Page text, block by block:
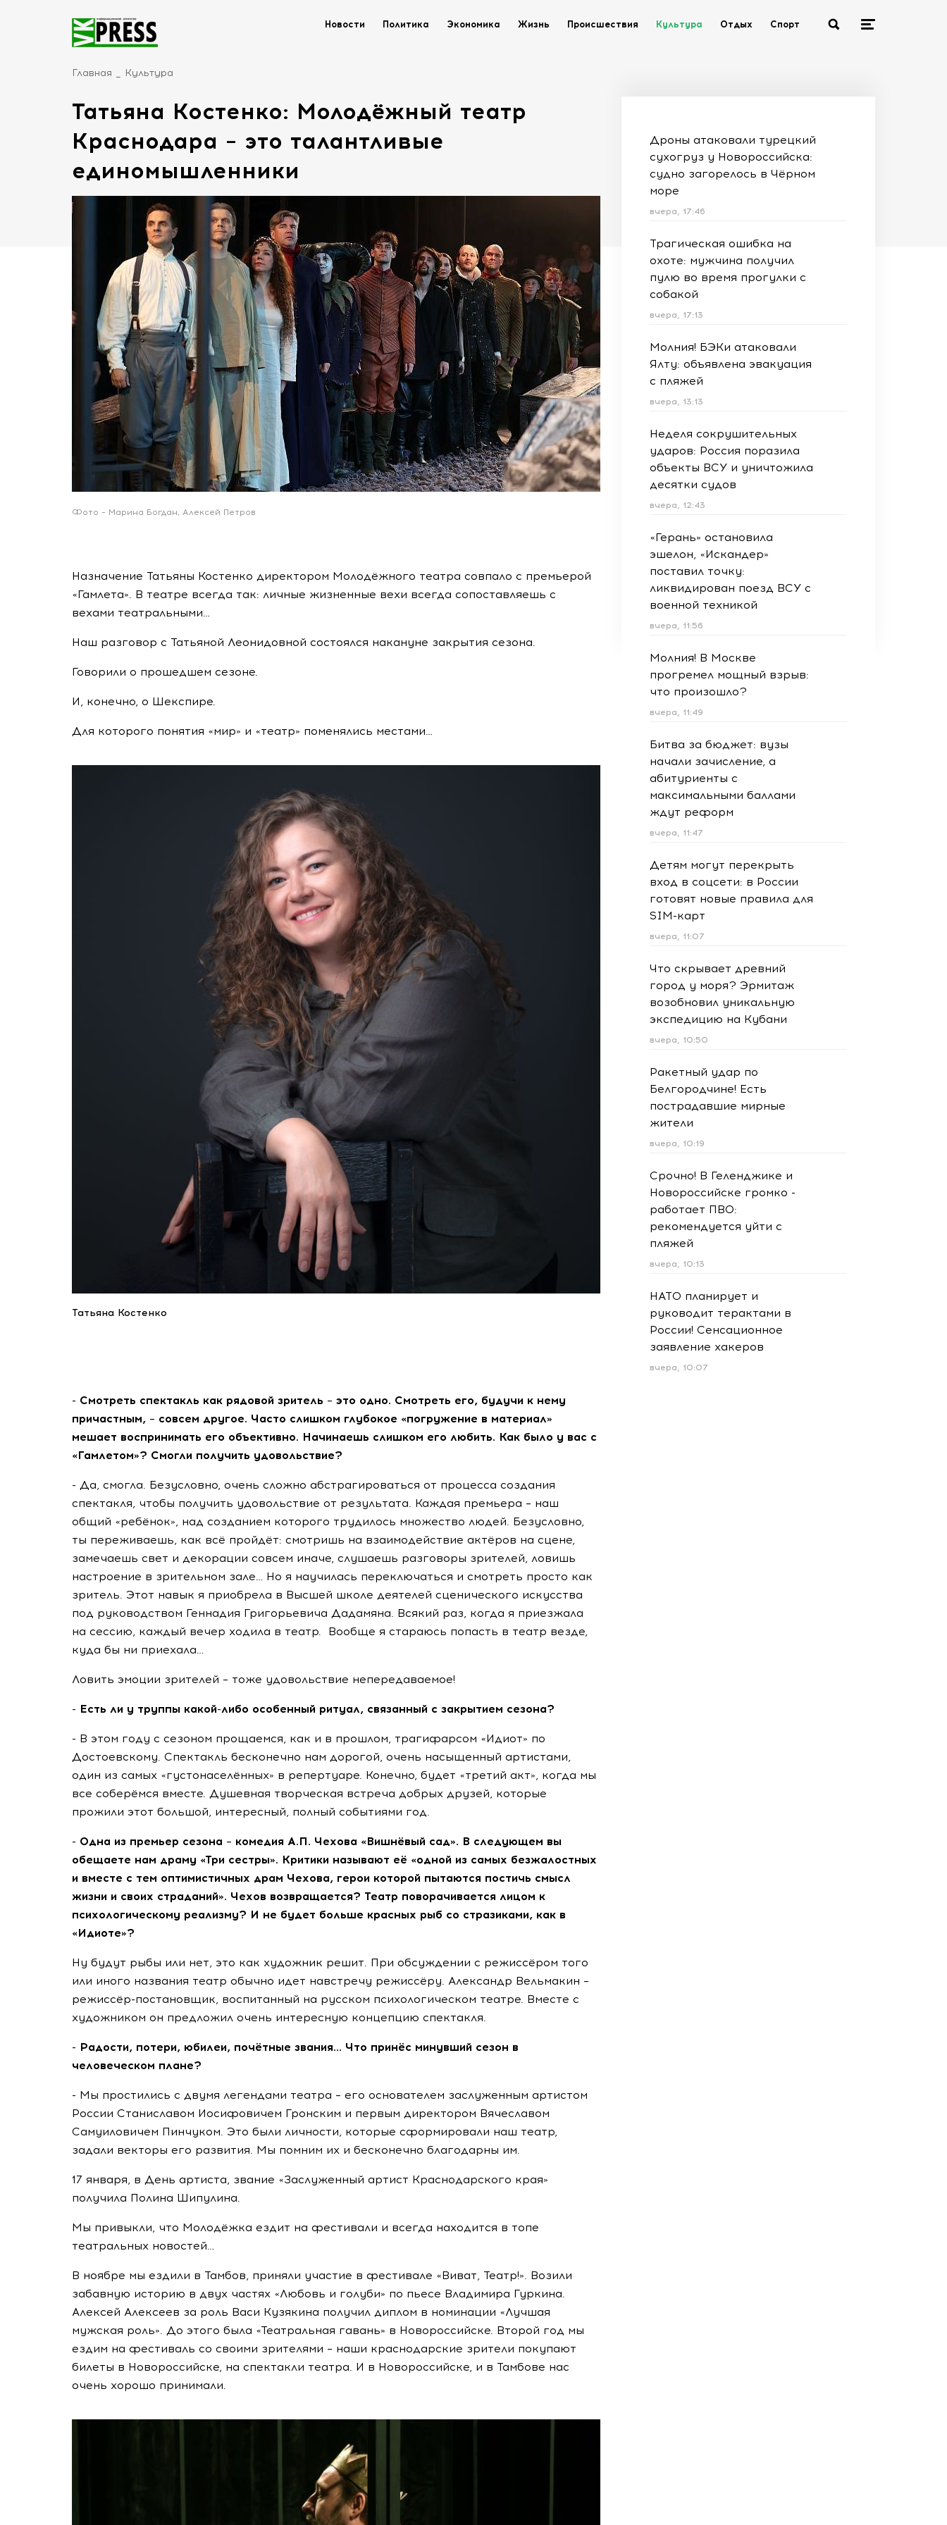
Новости Политика Экономика Жизнь Происшествия Культура Отдых Спорт
Главная Культура
Татьяна Костенко: Молодёжный театр
Краснодара – это талантливые
единомышленники
Фото – Марина Богдан, Алексей Петров
Назначение Татьяны Костенко директором Молодёжного театра совпало с премьерой
«Гамлета». В театре всегда так: личные жизненные вехи всегда сопоставляешь с
вехами театральными…
Наш разговор с Татьяной Леонидовной состоялся накануне закрытия сезона.
Говорили о прошедшем сезоне.
И, конечно, о Шекспире.
Для которого понятия «мир» и «театр» поменялись местами…
Татьяна Костенко
- Смотреть спектакль как рядовой зритель – это одно. Смотреть его, будучи к нему
причастным, – совсем другое. Часто слишком глубокое «погружение в материал»
мешает воспринимать его объективно. Начинаешь слишком его любить. Как было у вас с
«Гамлетом»? Смогли получить удовольствие?
- Да, смогла. Безусловно, очень сложно абстрагироваться от процесса создания
спектакля, чтобы получить удовольствие от результата. Каждая премьера – наш
общий «ребёнок», над созданием которого трудилось множество людей. Безусловно,
ты переживаешь, как всё пройдёт: смотришь на взаимодействие актёров на сцене,
замечаешь свет и декорации совсем иначе, слушаешь разговоры зрителей, ловишь
настроение в зрительном зале… Но я научилась переключаться и смотреть просто как
зритель. Этот навык я приобрела в Высшей школе деятелей сценического искусства
под руководством Геннадия Григорьевича Дадамяна. Всякий раз, когда я приезжала
на сессию, каждый вечер ходила в театр. Вообще я стараюсь попасть в театр везде,
куда бы ни приехала…
Ловить эмоции зрителей – тоже удовольствие непередаваемое!
- Есть ли у труппы какой-либо особенный ритуал, связанный с закрытием сезона?
- В этом году с сезоном прощаемся, как и в прошлом, трагифарсом «Идиот» по
Достоевскому. Спектакль бесконечно нам дорогой, очень насыщенный артистами,
один из самых «густонаселённых» в репертуаре. Конечно, будет «третий акт», когда мы
все соберёмся вместе. Душевная творческая встреча добрых друзей, которые
прожили этот большой, интересный, полный событиями год.
- Одна из премьер сезона – комедия А.П. Чехова «Вишнёвый сад». В следующем вы
обещаете нам драму «Три сестры». Критики называют её «одной из самых безжалостных
и вместе с тем оптимистичных драм Чехова, герои которой пытаются постичь смысл
жизни и своих страданий». Чехов возвращается? Театр поворачивается лицом к
психологическому реализму? И не будет больше красных рыб со стразиками, как в
«Идиоте»?
Ну будут рыбы или нет, это как художник решит. При обсуждении с режиссёром того
или иного названия театр обычно идет навстречу режиссёру. Александр Вельмакин –
режиссёр-постановщик, воспитанный на русском психологическом театре. Вместе с
художником он предложил очень интересную концепцию спектакля.
- Радости, потери, юбилеи, почётные звания… Что принёс минувший сезон в
человеческом плане?
- Мы простились с двумя легендами театра – его основателем заслуженным артистом
России Станиславом Иосифовичем Гронским и первым директором Вячеславом
Самуиловичем Пинчуком. Это были личности, которые сформировали наш театр,
задали векторы его развития. Мы помним их и бесконечно благодарны им.
17 января, в День артиста, звание «Заслуженный артист Краснодарского края»
получила Полина Шипулина.
Мы привыкли, что Молодёжка ездит на фестивали и всегда находится в топе
театральных новостей…
В ноябре мы ездили в Тамбов, приняли участие в фестивале «Виват, Театр!». Возили
забавную историю в двух частях «Любовь и голуби» по пьесе Владимира Гуркина.
Алексей Алексеев за роль Васи Кузякина получил диплом в номинации «Лучшая
мужская роль». До этого была «Театральная гавань» в Новороссийске. Второй год мы
ездим на фестиваль со своими зрителями – наши краснодарские зрители покупают
билеты в Новороссийске, на спектакли театра. И в Новороссийске, и в Тамбове нас
очень хорошо принимали.
Дроны атаковали турецкий
сухогруз у Новороссийска:
судно загорелось в Чёрном
море
вчера, 17:46
Трагическая ошибка на
охоте: мужчина получил
пулю во время прогулки с
собакой
вчера, 17:13
Молния! БЭКи атаковали
Ялту: объявлена эвакуация
с пляжей
вчера, 13:13
Неделя сокрушительных
ударов: Россия поразила
объекты ВСУ и уничтожила
десятки судов
вчера, 12:43
«Герань» остановила
эшелон, «Искандер»
поставил точку:
ликвидирован поезд ВСУ с
военной техникой
вчера, 11:56
Молния! В Москве
прогремел мощный взрыв:
что произошло?
вчера, 11:49
Битва за бюджет: вузы
начали зачисление, а
абитуриенты с
максимальными баллами
ждут реформ
вчера, 11:47
Детям могут перекрыть
вход в соцсети: в России
готовят новые правила для
SIM-карт
вчера, 11:07
Что скрывает древний
город у моря? Эрмитаж
возобновил уникальную
экспедицию на Кубани
вчера, 10:50
Ракетный удар по
Белгородчине! Есть
пострадавшие мирные
жители
вчера, 10:19
Срочно! В Геленджике и
Новороссийске громко -
работает ПВО:
рекомендуется уйти с
пляжей
вчера, 10:13
НАТО планирует и
руководит терактами в
России! Сенсационное
заявление хакеров
вчера, 10:07